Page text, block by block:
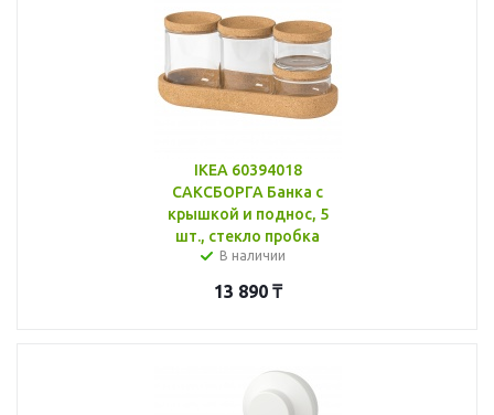
IKEA 60394018
САКСБОРГА Банка с
крышкой и поднос, 5
шт., стекло пробка
В наличии
13 890₸